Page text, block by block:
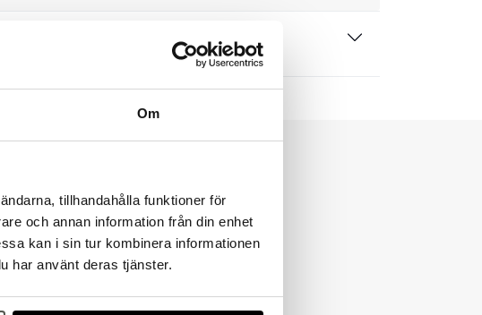
Om
tillhandahålla funktioner för
och annan information från din enhet
kan i sin tur kombinera informationen
har använt deras tjänster.
& produktblad
företag